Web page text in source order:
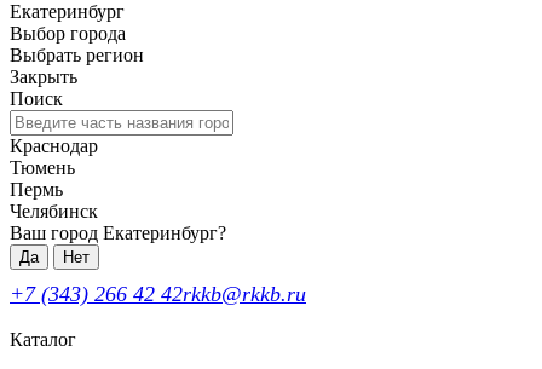
Екатеринбург
Выбор города
Выбрать регион
Закрыть
Поиск
Краснодар
Тюмень
Пермь
Челябинск
Ваш город Екатеринбург?
Да Нет
+7 (343) 266 42 42rkkb@rkkb.ru
Каталог